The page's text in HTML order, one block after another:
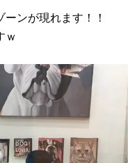
ンが現れます！！
ｗ